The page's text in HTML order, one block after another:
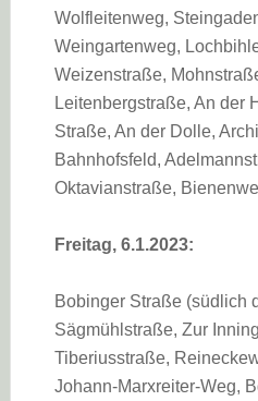
Wolfleitenweg,
Weingartenweg,
Weizenstraße,
Leitenbergstraße, An der
Straße, An der Dolle,
Bahnhofsfeld,
Oktavianstraße,
Freitag, 6.1.2023:
Bobinger Straße (südlich
Sägmühlstraße, Zur
Tiberiusstraße,
Johann-Marxreiter-Weg,